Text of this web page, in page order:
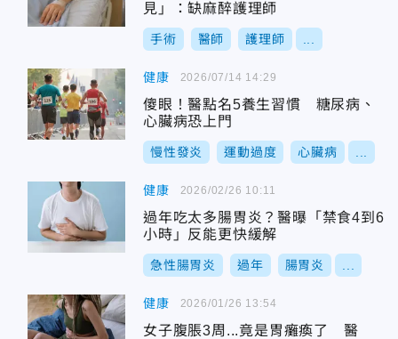
見」：缺麻醉護理師
手術 醫師 護理師
健康
傻眼！醫點名5養生習慣 糖尿病、
心臟病恐上門
慢性發炎 運動過度 心臟病
2026/07/14 14:29
健康
過年吃太多腸胃炎？醫曝「禁食4到6
小時」反能更快緩解
急性腸胃炎 過年 腸胃炎
2026/02/26 10:11
健康
女子腹脹3周...竟是胃癱瘓了 醫
2026/01/26 13:54